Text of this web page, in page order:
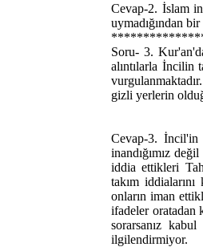
Cevap-2. İslam
uymadığından
Soru- 3.
alıntılarla İncilin
gizli yerlerin
Cevap-3. İncil'in
inandığımız
iddia ettikleri
takım
onların iman
ifadeler oratadan
sorarsanız
ilgilendirmiyor.